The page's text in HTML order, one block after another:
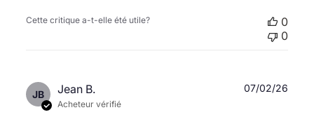
Cette critique a-t-elle été utile?
0
0
JB Jean B.
Acheteur vérifié
07/02/26